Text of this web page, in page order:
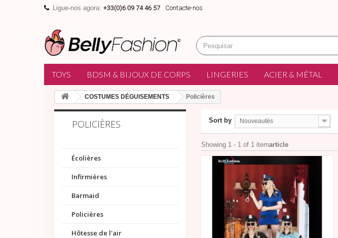
Ligue-nos agora: +33(0)6 09 74 46 57 Contacte-nos
TOYS BDSM & BIJOUX DE CORPS LINGERIES ACIER & MÉTAL
COSTUMES DÉGUISEMENTS Policières
POLICIÈRES
Écolières
Infirmières
Barmaid
Policières
Hôtesse de l'air
Sort by Nouveautés
Showing 1 - 1 of 1 itemarticle